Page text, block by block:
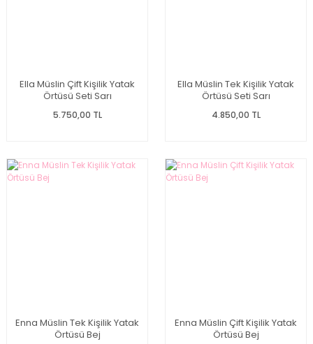
Ella Müslin Çift Kişilik Yatak
Örtüsü Seti Sarı
5.750,00 TL
Ella Müslin Tek Kişilik Yatak
Örtüsü Seti Sarı
4.850,00 TL
Enna Müslin Tek Kişilik Yatak
Örtüsü Bej
Enna Müslin Çift Kişilik Yatak
Örtüsü Bej